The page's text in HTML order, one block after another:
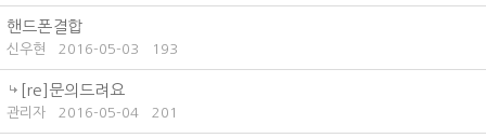
핸드폰결합
신우현 2016-05-03 193
[re]문의드려요
관리자 2016-05-04 201